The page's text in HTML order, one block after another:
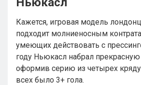
Кажется, игровая модель
подходит молниеносным
умеющих действовать с
году Ньюкасл набрал
оформив серию из четырех
всех было 3+ гола.